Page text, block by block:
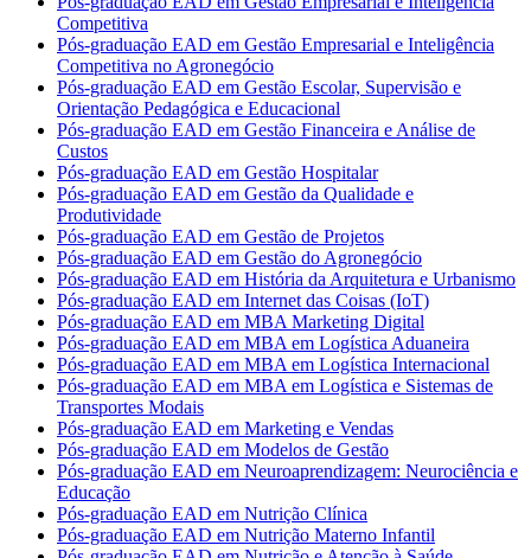
Competitiva
Pós-graduação EAD em Gestão Empresarial e Inteligência
Competitiva no Agronegócio
Pós-graduação EAD em Gestão Escolar, Supervisão e
Orientação Pedagógica e Educacional
Pós-graduação EAD em Gestão Financeira e Análise de
Custos
Pós-graduação EAD em Gestão Hospitalar
Pós-graduação EAD em Gestão da Qualidade e
Produtividade
Pós-graduação EAD em Gestão de Projetos
Pós-graduação EAD em Gestão do Agronegócio
Pós-graduação EAD em História da Arquitetura e Urbanismo
Pós-graduação EAD em Internet das Coisas (IoT)
Pós-graduação EAD em MBA Marketing Digital
Pós-graduação EAD em MBA em Logística Aduaneira
Pós-graduação EAD em MBA em Logística Internacional
Pós-graduação EAD em MBA em Logística e Sistemas de
Transportes Modais
Pós-graduação EAD em Marketing e Vendas
Pós-graduação EAD em Modelos de Gestão
Pós-graduação EAD em Neuroaprendizagem: Neurociência e
Educação
Pós-graduação EAD em Nutrição Clínica
Pós-graduação EAD em Nutrição Materno Infantil